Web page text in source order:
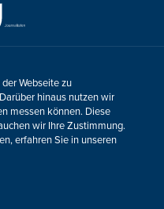
Anmerkungen?
UNS!
Barrierefreiheit
anpassen
Webseite zu
hinaus nutzen wir
messen können. Diese
wir Ihre Zustimmung.
erfahren Sie in unseren